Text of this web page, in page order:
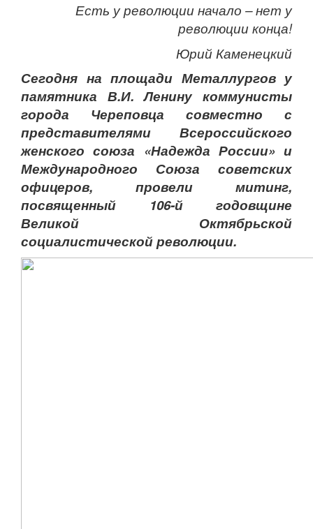
Есть у революции начало – нет у
революции конца!
Юрий Каменецкий
Сегодня на площади Металлургов у
памятника В.И. Ленину коммунисты
города Череповца совместно с
представителями Всероссийского
женского союза «Надежда России» и
Международного Союза советских
офицеров, провели митинг,
посвященный 106-й годовщине
Великой Октябрьской
социалистической революции.